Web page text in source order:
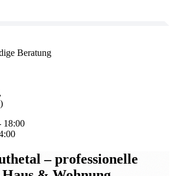
Beratung
18:00
– professionelle